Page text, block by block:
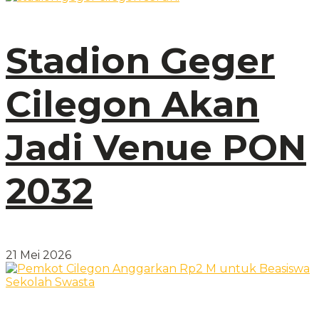
Stadion Geger
Cilegon Akan
Jadi Venue PON
2032
21 Mei 2026